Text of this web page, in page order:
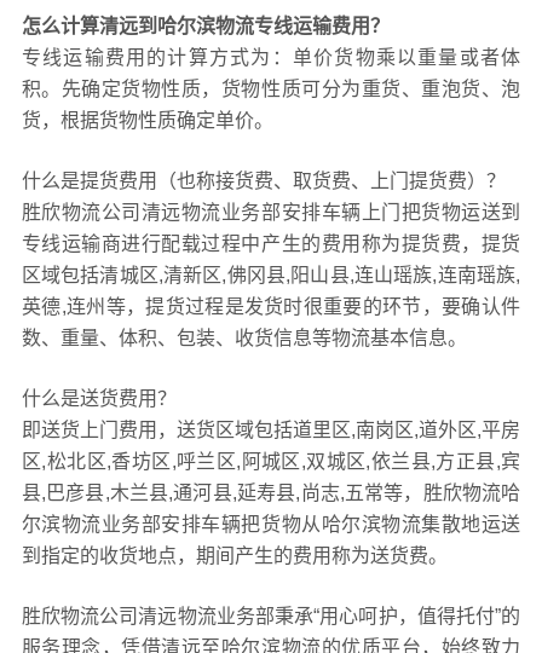
怎么计算清远到哈尔滨物流专线运输费用？
专线运输费用的计算方式为：单价货物乘以重量或者体
积。先确定货物性质，货物性质可分为重货、重泡货、泡
货，根据货物性质确定单价。
什么是提货费用（也称接货费、取货费、上门提货费）？
胜欣物流公司清远物流业务部安排车辆上门把货物运送到
专线运输商进行配载过程中产生的费用称为提货费，提货
区域包括清城区,清新区,佛冈县,阳山县,连山瑶族,连南瑶族,
英德,连州等，提货过程是发货时很重要的环节，要确认件
数、重量、体积、包装、收货信息等物流基本信息。
什么是送货费用？
即送货上门费用，送货区域包括道里区,南岗区,道外区,平房
区,松北区,香坊区,呼兰区,阿城区,双城区,依兰县,方正县,宾
县,巴彦县,木兰县,通河县,延寿县,尚志,五常等，胜欣物流哈
尔滨物流业务部安排车辆把货物从哈尔滨物流集散地运送
到指定的收货地点，期间产生的费用称为送货费。
胜欣物流公司清远物流业务部秉承“用心呵护，值得托付”的
服务理念，凭借清远至哈尔滨物流的优质平台，始终致力